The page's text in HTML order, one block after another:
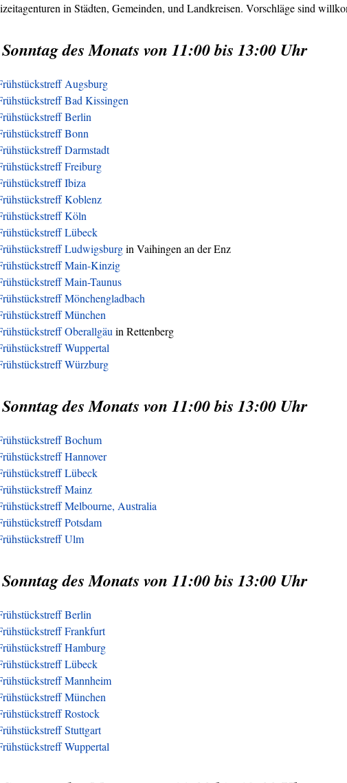
in Städten, Gemeinden, und Landkreisen. Vorschläge sind
des Monats von 11:00 bis 13:00 Uhr
Augsburg
Bad Kissingen
Berlin
Bonn
Darmstadt
Freiburg
Ibiza
Koblenz
Köln
Lübeck
Ludwigsburgin Vaihingen an der Enz
Main-Kinzig
Main-Taunus
Mönchengladbach
München
Oberallgäuin Rettenberg
Wuppertal
Würzburg
des Monats von 11:00 bis 13:00 Uhr
Bochum
Hannover
Lübeck
Mainz
Melbourne, Australia
Potsdam
Ulm
des Monats von 11:00 bis 13:00 Uhr
Berlin
Frankfurt
Hamburg
Lübeck
Mannheim
München
Rostock
Stuttgart
Wuppertal